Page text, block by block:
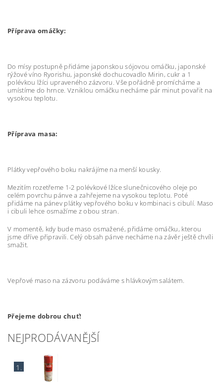
Příprava omáčky:
Do mísy postupně přidáme japonskou sójovou omáčku, japonské
rýžové víno Ryorishu, japonské dochucovadlo Mirin, cukr a 1
polévkou lžíci upraveného zázvoru. Vše pořádně promícháme a
umístíme do hrnce. Vzniklou omáčku necháme pár minut povařit na
vysokou teplotu.
Příprava masa:
Plátky vepřového boku nakrájíme na menší kousky.
Mezitím rozetřeme 1-2 polévkové lžíce slunečnicového oleje po
celém povrchu pánve a zahřejeme na vysokou teplotu. Poté
přidáme na pánev plátky vepřového boku v kombinaci s cibulí. Maso
i cibuli lehce osmažíme z obou stran.
V momentě, kdy bude maso osmažené, přidáme omáčku, kterou
jsme dříve připravili. Celý obsah pánve necháme na závěr ještě chvíli
smažit.
Vepřové maso na zázvoru podáváme s hlávkovým salátem.
Přejeme dobrou chuť!
NEJPRODÁVANĚJŠÍ
1.